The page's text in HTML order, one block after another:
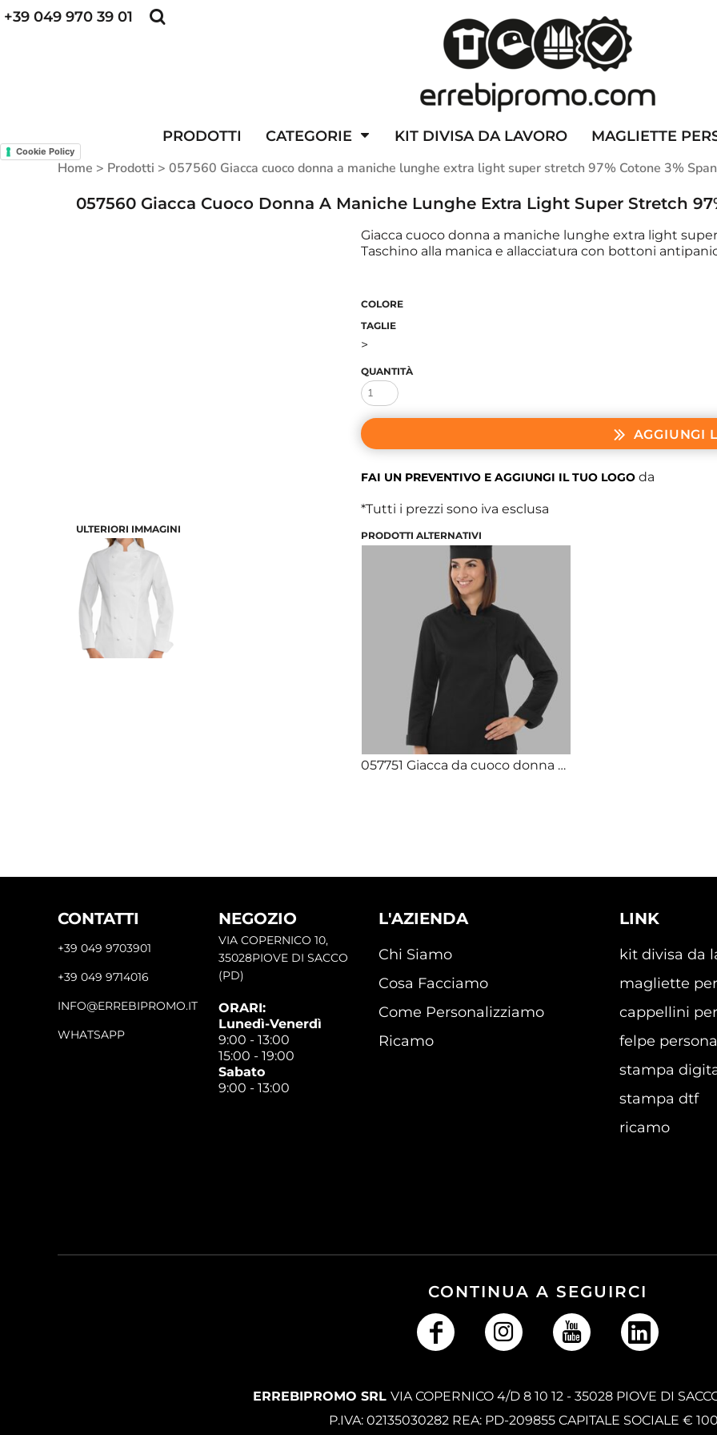
+39 049 970 39 01
PRODOTTI CATEGORIE KIT DIVISA DA LAVORO MAGLIETTE
Cookie Policy
Home > Prodotti > 057560 Giacca cuoco donna a maniche lunghe extra light super stretch 97% Cotone 3%
057560 Giacca Cuoco Donna A Maniche Lunghe Extra Light Super Stretch
ULTERIORI IMMAGINI
Giacca cuoco donna a maniche lunghe extra light
Taschino alla manica e allacciatura con bottoni
COLORE
TAGLIE
>
QUANTITÀ
AGGIUNGI
FAI UN PREVENTIVO E AGGIUNGI IL TUO LOGO da
*Tutti i prezzi sono iva esclusa
PRODOTTI ALTERNATIVI
057751 Giacca da cuoco donna elasticizzata nera personalizzabile con logo
CONTATTI
+39 049 9703901
+39 049 9714016
INFO@ERREBIPROMO.IT
WHATSAPP
NEGOZIO
VIA COPERNICO 10,
35028PIOVE DI SACCO
(PD)
ORARI:
Lunedì-Venerdì
9:00 - 13:00
15:00 - 19:00
Sabato
9:00 - 13:00
L'AZIENDA
Chi Siamo
Cosa Facciamo
Come Personalizziamo
Ricamo
LINK
kit divisa da
magliette
cappellini
felpe
stampa
stampa dtf
ricamo
CONTINUA A SEGUIRCI
ERREBIPROMO SRL VIA COPERNICO 4/D 8 10 12 - 35028 PIOVE DI
P.IVA: 02135030282 REA: PD-209855 CAPITALE SOCIALE €
PRODOTTI
MAGLIETTE PERSONALIZZATE
CONTATTI
ACCESSO
POLO PERSONALIZZATE
DIVISE RISTORAZIONE
POLO PERSONALIZZATE CAPPELLINI PERSONALIZZATI ALTA VISIBILITA'